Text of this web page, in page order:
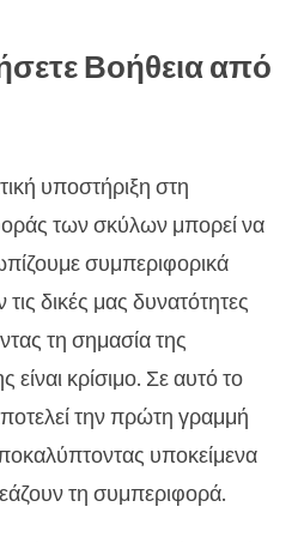
Βοήθεια από
υποστήριξη στη
των σκύλων μπορεί να
συμπεριφορικά
δικές μας δυνατότητες
τη σημασία της
κρίσιμο. Σε αυτό το
την πρώτη γραμμή
υποκείμενα
τη συμπεριφορά.